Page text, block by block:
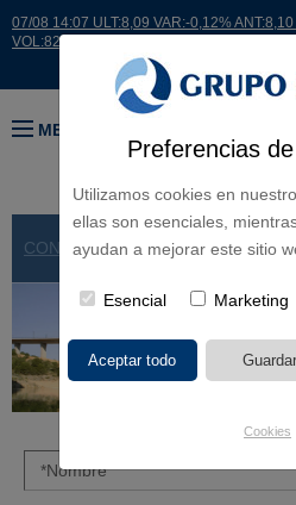
Preferencias
Utilizamos cookies en
ellas son esenciales,
ayudan a mejorar este sitio
Esencial
Cookies
07/08 14:07 ULT:8,09 VAR:-0,12%
VOL:8228
MENÚ
CONTACTAR> FORMULARIO